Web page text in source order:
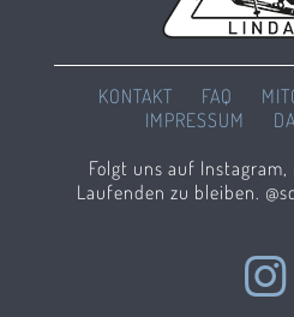
KONTAKT FAQ
IMPRESSUM
Folgt uns auf
Laufenden zu bleiben.